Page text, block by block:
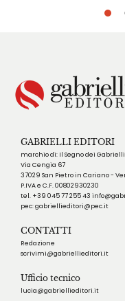
GABRIELLI EDITORI
marchio di: Il Segno dei
Via Cengia 67
37029 San Pietro in Cariano -
P.IVA e C.F. 00802930230
tel. +39 045 77 255 43
pec: gabriellieditori@pec.it
CONTATTI
Redazione
scrivimi@gabriellieditori.it
Ufficio tecnico
lucia@gabriellieditori.it